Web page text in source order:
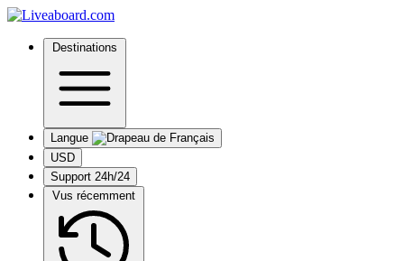
Destinations
Langue
USD
Support 24h/24
Vus récemment